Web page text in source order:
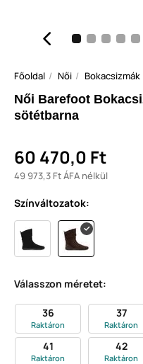
Főoldal Női Bokacsizmák
Női Barefoot
sötétbarna
60 470,0 Ft
49 973,3 Ft ÁFA nélkül
Színváltozatok:
Válasszon méretet:
36
Raktáron
37
Raktáron
41
Raktáron
42
Raktáron